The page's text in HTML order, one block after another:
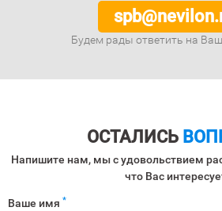
Будем рады ответить на
ОСТАЛИСЬ
Напишите нам, мы с удовольствием
что Вас
Ваше имя *